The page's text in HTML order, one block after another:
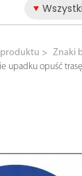
produktu
Znaki
upadku opuść